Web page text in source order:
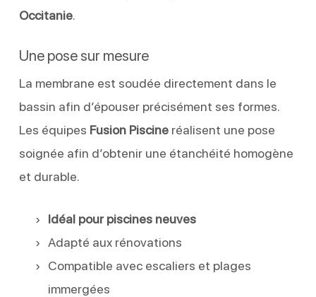
Occitanie.
Une pose sur mesure
La membrane est soudée directement dans le
bassin afin d’épouser précisément ses formes.
Les équipes Fusion Piscineréalisent une pose
soignée afin d’obtenir une étanchéité homogène
et durable.
Idéal pour piscines neuves
Adapté aux rénovations
Compatible avec escaliers et plages
immergées